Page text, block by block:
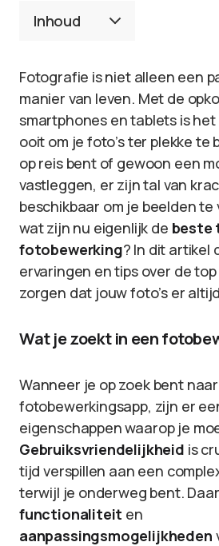
Inhoud
Fotografie is niet alleen een
manier van leven. Met de
smartphones en tablets is
ooit om je foto’s ter plekke te
op reis bent of gewoon een
vastleggen, er zijn tal van
beschikbaar om je beelden
wat zijn nu eigenlijk de beste
fotobewerking? In dit artikel
ervaringen en tips over de
zorgen dat jouw foto’s er
Wat je zoekt in een
Wanneer je op zoek bent
fotobewerkingsapp, zijn er
eigenschappen waarop je
Gebruiksvriendelijkheid is
tijd verspillen aan een
terwijl je onderweg bent.
functionaliteit en
aanpassingsmogelijkheden